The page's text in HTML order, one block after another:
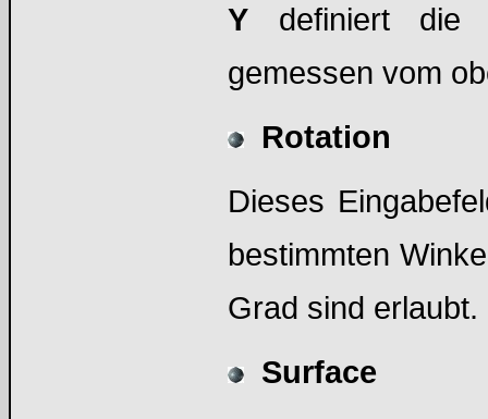
Y definiert die
gemessen vom
Rotation
Dieses
bestimmten
Grad sind erlaubt.
Surface